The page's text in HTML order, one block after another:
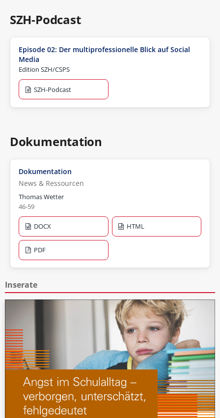
SZH-Podcast
Episode 02: Der multiprofessionelle Blick auf Social
Media
Edition SZH/CSPS
SZH-Podcast
Dokumentation
Dokumentation
News & Ressourcen
Thomas Wetter
46-59
DOCX HTML
PDF
Inserate